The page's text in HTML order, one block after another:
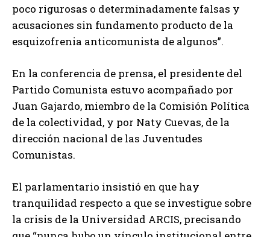
poco rigurosas o determinadamente falsas y
acusaciones sin fundamento producto de la
esquizofrenia anticomunista de algunos”.
En la conferencia de prensa, el presidente del
Partido Comunista estuvo acompañado por
Juan Gajardo, miembro de la Comisión Política
de la colectividad, y por Naty Cuevas, de la
dirección nacional de las Juventudes
Comunistas.
El parlamentario insistió en que hay
tranquilidad respecto a que se investigue sobre
la crisis de la Universidad ARCIS, precisando